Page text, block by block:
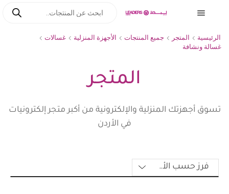
الرئيسية المتجر جميع المنتجات الأجهزة المنزلية
غسالات
غسالة ونشافة
المتجر
تسوق أجهزتك المنزلية والإلكترونية من أكبر متجر إلكترونيات
في الأردن